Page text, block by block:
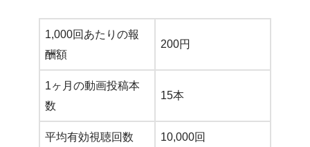
1,000回あたりの報
酬額
200円
1ヶ月の動画投稿本
数
15本
平均有効視聴回数 10,000回